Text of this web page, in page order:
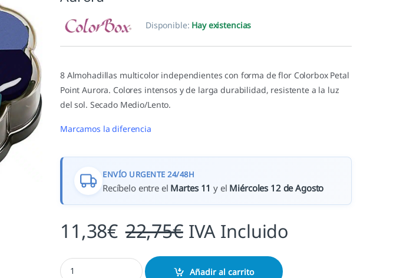
Disponible: Hay existencias
8 Almohadillas multicolor independientes con forma de flor Colorbox Petal
Point Aurora. Colores intensos y de larga durabilidad, resistente a la luz
del sol. Secado Medio/Lento.
Marcamos la diferencia
ENVÍO URGENTE 24/48H
Recíbelo entre el Martes 11 y el Miércoles 12 de Agosto
11,38€ 22,75€ IVA Incluido
Aurora cantidad
Añadir al carrito